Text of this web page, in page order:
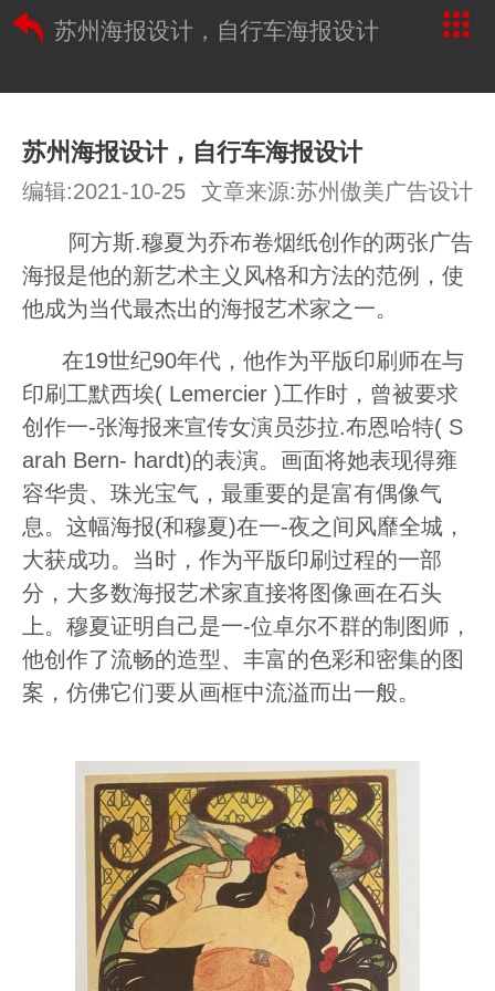
苏州海报设计，自行车海报设计
苏州海报设计，自行车海报设计
编辑:2021-10-25 文章来源:苏州傲美广告设计
阿方斯.穆夏为乔布卷烟纸创作的两张广告
海报是他的新艺术主义风格和方法的范例，使
他成为当代最杰出的海报艺术家之一。
在19世纪90年代，他作为平版印刷师在与
印刷工默西埃( Lemercier )工作时，曾被要求
创作一-张海报来宣传女演员莎拉.布恩哈特( S
arah Bern- hardt)的表演。画面将她表现得雍
容华贵、珠光宝气，最重要的是富有偶像气
息。这幅海报(和穆夏)在一-夜之间风靡全城，
大获成功。当时，作为平版印刷过程的一部
分，大多数海报艺术家直接将图像画在石头
上。穆夏证明自己是一-位卓尔不群的制图师，
他创作了流畅的造型、丰富的色彩和密集的图
案，仿佛它们要从画框中流溢而出一般。